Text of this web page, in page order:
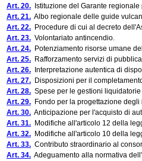
Art. 20. Istituzione del Garante
Art. 21. Albo regionale delle guide
Art. 22. Procedure di cui al decreto
Art. 23. Volontariato antincendio.
Art. 24. Potenziamento risorse umane
Art. 25. Rafforzamento servizi di
Art. 26. Interpretazione autentica di
Art. 27. Disposizioni per il
Art. 28. Spese per le gestioni
Art. 29. Fondo per la progettazione
Art. 30. Anticipazione per l'acquisto di
Art. 31. Modifiche all'articolo 12 della
Art. 32. Modifiche all'articolo 10 della
Art. 33. Contributo straordinario al
Art. 34. Adeguamento alla normativa